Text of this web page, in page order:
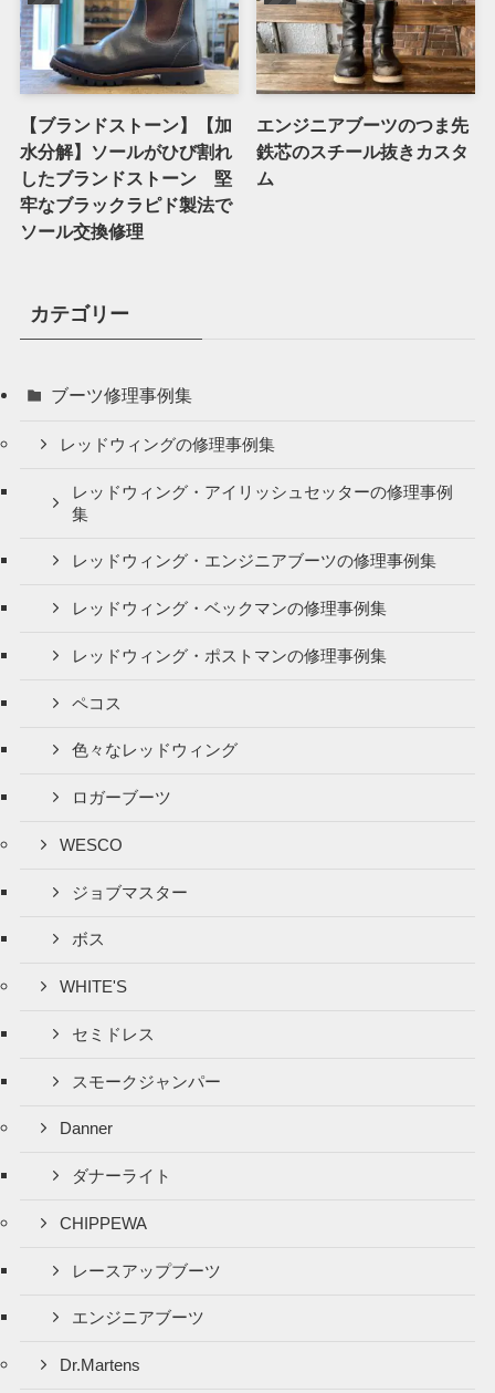
【ブランドストーン】【加
水分解】ソールがひび割れ
したブランドストーン 堅
牢なブラックラピド製法で
ソール交換修理
エンジニアブーツのつま先
鉄芯のスチール抜きカスタ
ム
カテゴリー
ブーツ修理事例集
レッドウィングの修理事例集
レッドウィング・アイリッシュセッターの修理事例
集
レッドウィング・エンジニアブーツの修理事例集
レッドウィング・ベックマンの修理事例集
レッドウィング・ポストマンの修理事例集
ペコス
色々なレッドウィング
ロガーブーツ
WESCO
ジョブマスター
ボス
WHITE'S
セミドレス
スモークジャンパー
Danner
ダナーライト
CHIPPEWA
レースアップブーツ
エンジニアブーツ
Dr.Martens